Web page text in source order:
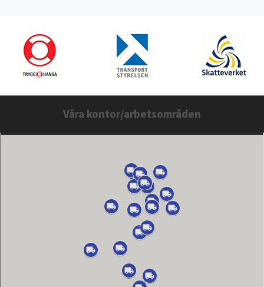
Våra kontor/arbetsområden